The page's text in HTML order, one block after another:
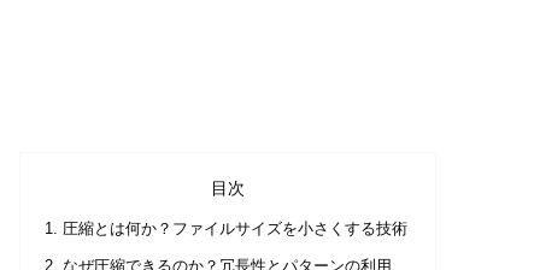
目次
圧縮とは何か？ファイルサイズを小さくする技術
なぜ圧縮できるのか？冗長性とパターンの利用